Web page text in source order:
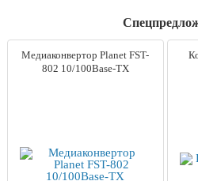
Медиаконвертор Planet FST-
802 10/100Base-TX